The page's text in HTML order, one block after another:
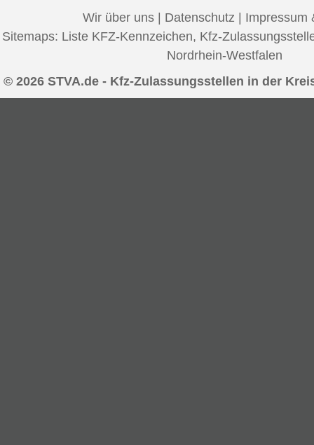
Wir über uns Datenschutz
Impressum
Sitemaps: Liste KFZ-Kennzeichen, Kfz-
Nordrhein-Westfalen
© 2026 STVA.de - Kfz-Zulassungsstellen in der